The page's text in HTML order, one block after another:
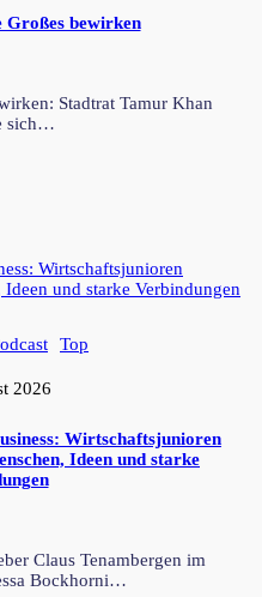
Großes bewirken
Stadtrat Tamur Khan
sich…
Top
2026
Wirtschaftsjunioren
Ideen und starke
Claus Tenambergen im
Bockhorni…